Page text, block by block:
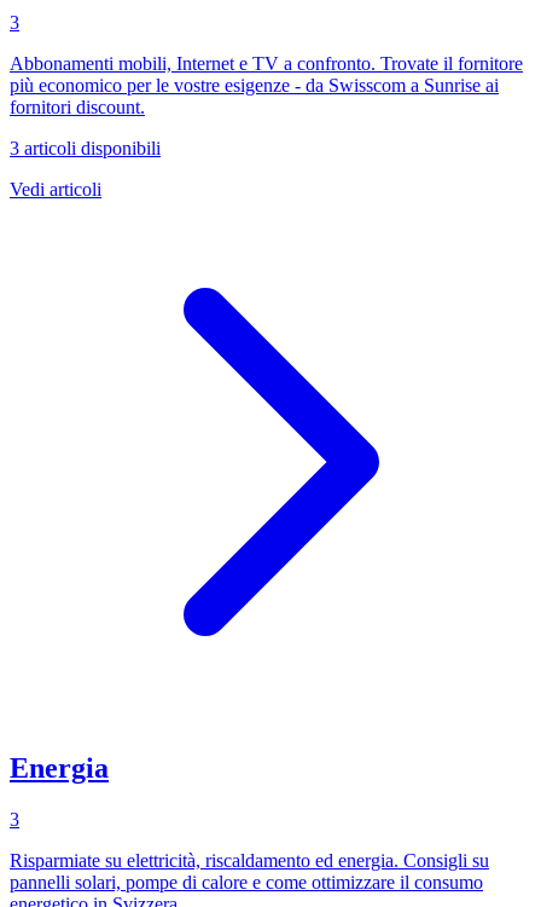
3
Abbonamenti mobili, Internet e TV a confronto. Trovate il fornitore
più economico per le vostre esigenze - da Swisscom a Sunrise ai
fornitori discount.
3 articoli disponibili
Vedi articoli
Energia
3
Risparmiate su elettricità, riscaldamento ed energia. Consigli su
pannelli solari, pompe di calore e come ottimizzare il consumo